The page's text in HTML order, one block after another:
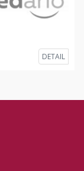
DETAIL